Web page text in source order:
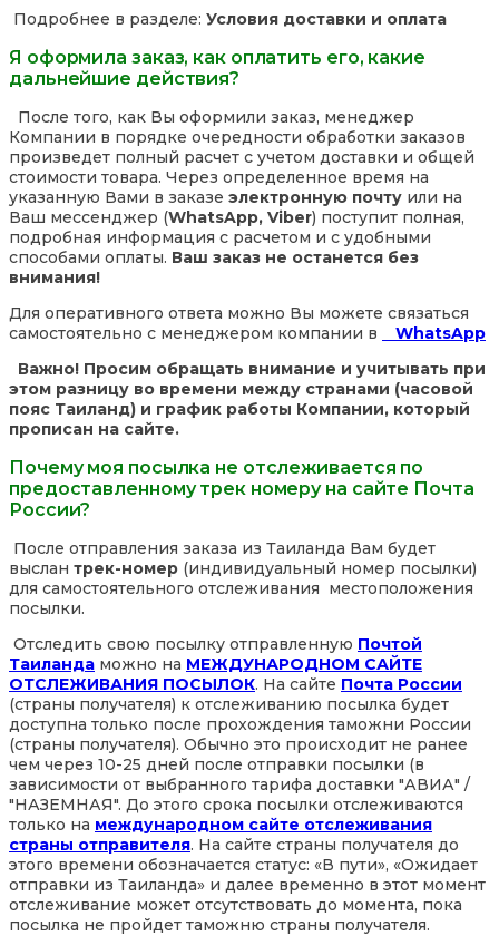
Подробнее в разделе: Условия доставки и оплата
Я оформила заказ, как оплатить его, какие
дальнейшие действия?
После того, как Вы оформили заказ, менеджер
Компании в порядке очередности обработки заказов
произведет полный расчет с учетом доставки и общей
стоимости товара. Через определенное время на
указанную Вами в заказе электронную почту или на
Ваш мессенджер (WhatsApp, Viber) поступит полная,
подробная информация с расчетом и с удобными
способами оплаты. Ваш заказ не останется без
внимания!
Для оперативного ответа можно Вы можете связаться
самостоятельно с менеджером компании в
WhatsApp
Важно! Просим обращать внимание и учитывать при
этом разницу во времени между странами (часовой
пояс Таиланд) и график работы Компании, который
прописан на сайте.
Почему моя посылка не отслеживается по
предоставленному трек номеру на сайте Почта
России?
После отправления заказа из Таиланда Вам будет
выслан трек-номер (индивидуальный номер посылки)
для самостоятельного отслеживания местоположения
посылки.
Отследить свою посылку отправленную Почтой
Таиланда можно на МЕЖДУНАРОДНОМ САЙТЕ
ОТСЛЕЖИВАНИЯ ПОСЫЛОК. На сайте Почта России
(страны получателя) к отслеживанию посылка будет
доступна только после прохождения таможни России
(страны получателя). Обычно это происходит не ранее
чем через 10-25 дней после отправки посылки (в
зависимости от выбранного тарифа доставки "АВИА" /
"НАЗЕМНАЯ". До этого срока посылки отслеживаются
только на международном сайте отслеживания
страны отправителя. На сайте страны получателя до
этого времени обозначается статус: «В пути», «Ожидает
отправки из Таиланда» и далее временно в этот момент
отслеживание может отсутствовать до момента, пока
посылка не пройдет таможню страны получателя.